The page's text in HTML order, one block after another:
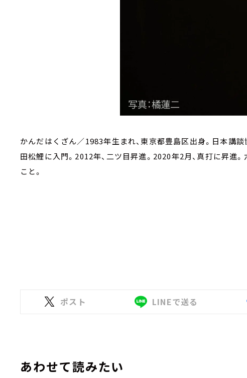
かんだはくざん／1983年生まれ、東京都豊島区出身。日本講談
田松鯉に入門。2012年、二ツ目昇進。2020年2月、真打に昇進
こと。
ポスト LINEで送る
あわせて読みたい